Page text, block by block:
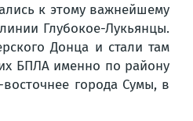
к этому важнейшему
Глубокое-Лукьянцы.
Донца и стали там
БПЛА именно по району
города Сумы, в